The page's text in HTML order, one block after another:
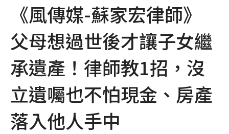
《風傳媒-蘇家宏律師》
父母想過世後才讓子女繼
承遺產！律師教1招，沒
立遺囑也不怕現金、房產
落入他人手中